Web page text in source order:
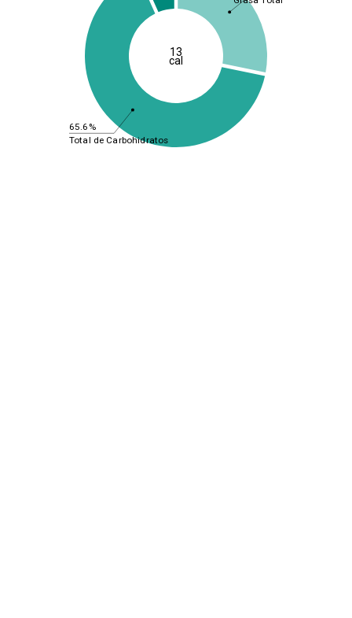
65.6%
Total de Carbohidratos
13
cal